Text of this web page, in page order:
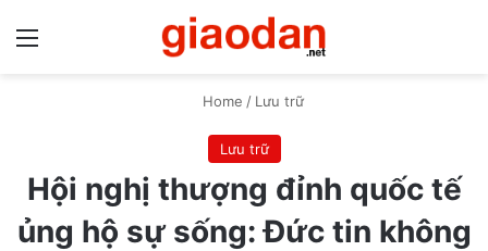
Home / Lưu trữ
Lưu trữ
Hội nghị thượng đỉnh quốc tế
ủng hộ sự sống: Đức tin không